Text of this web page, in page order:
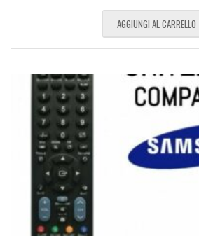
5
AGGIUNGI AL CARRELLO